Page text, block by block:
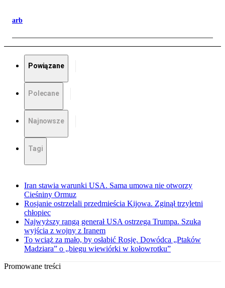
arb
Powiązane
Polecane
Najnowsze
Tagi
Iran stawia warunki USA. Sama umowa nie otworzy
Cieśniny Ormuz
Rosjanie ostrzelali przedmieścia Kijowa. Zginął trzyletni
chłopiec
Najwyższy rangą generał USA ostrzega Trumpa. Szuka
wyjścia z wojny z Iranem
To wciąż za mało, by osłabić Rosję. Dowódca „Ptaków
Madziara” o „biegu wiewiórki w kołowrotku”
Promowane treści